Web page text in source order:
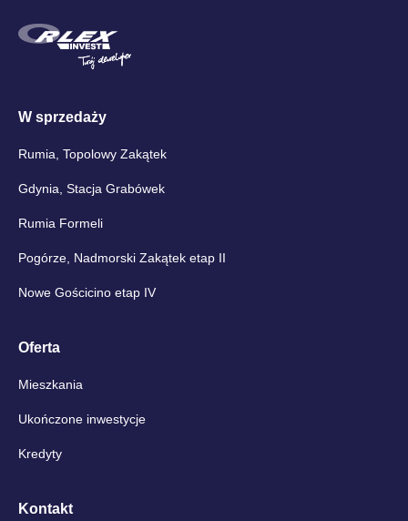
W sprzedaży
Rumia, Topolowy Zakątek
Gdynia, Stacja Grabówek
Rumia Formeli
Pogórze, Nadmorski Zakątek etap II
Nowe Gościcino etap IV
Oferta
Mieszkania
Ukończone inwestycje
Kredyty
Kontakt